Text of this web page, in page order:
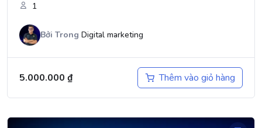
1
Bởi Trong Digital marketing
5.000.000 ₫ Thêm vào giỏ hàng